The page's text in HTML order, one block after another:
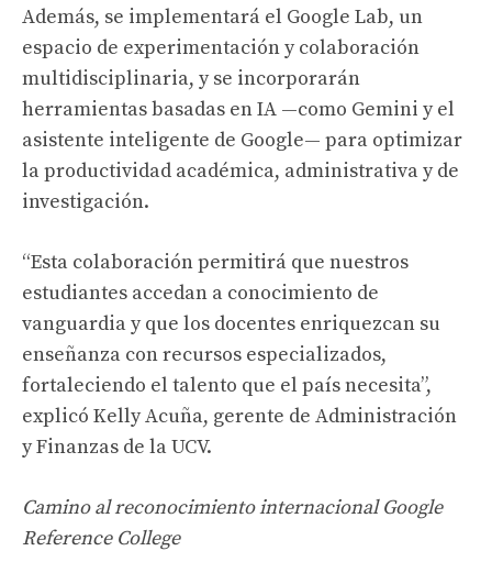
Además, se implementará el Google Lab, un
espacio de experimentación y colaboración
multidisciplinaria, y se incorporarán
herramientas basadas en IA —como Gemini y el
asistente inteligente de Google— para optimizar
la productividad académica, administrativa y de
investigación.
“Esta colaboración permitirá que nuestros
estudiantes accedan a conocimiento de
vanguardia y que los docentes enriquezcan su
enseñanza con recursos especializados,
fortaleciendo el talento que el país necesita”,
explicó Kelly Acuña, gerente de Administración
y Finanzas de la UCV.
Camino al reconocimiento internacional Google
Reference College